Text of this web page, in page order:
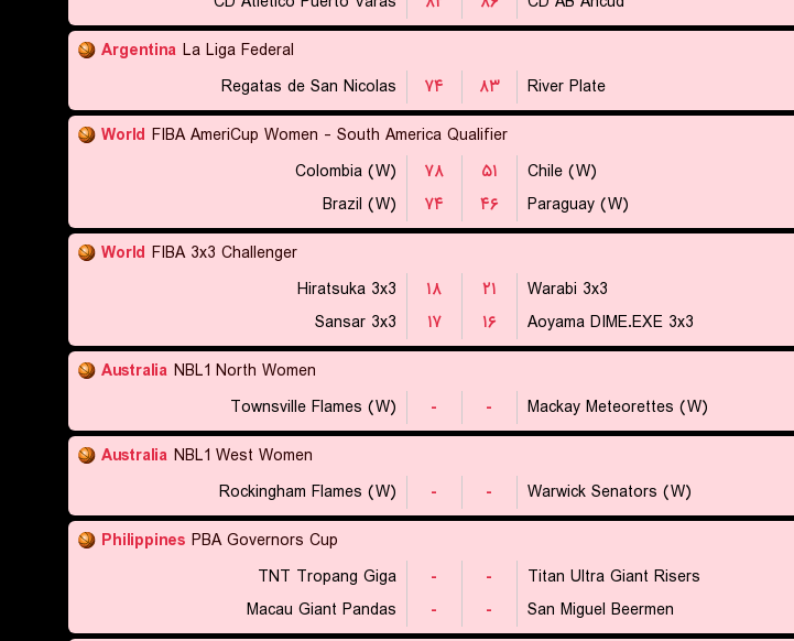
Argentina La Liga Federal
Regatas de San Nicolas
۷۴ ۸۳ River Plate
World FIBA AmeriCup Women - South America Qualifier
Colombia (W)
۷۸ ۵۱ Chile (W)
Brazil (W)
۷۴ ۴۶ Paraguay (W)
World FIBA 3x3 Challenger
Hiratsuka 3x3
۱۸ ۲۱ Warabi 3x3
Sansar 3x3
۱۷ ۱۶ Aoyama DIME.EXE 3x3
Australia NBL1 North Women
Townsville Flames (W)
- - Mackay Meteorettes (W)
Australia NBL1 West Women
Rockingham Flames (W)
- - Warwick Senators (W)
Philippines PBA Governors Cup
TNT Tropang Giga
- - Titan Ultra Giant Risers
Macau Giant Pandas
- - San Miguel Beermen